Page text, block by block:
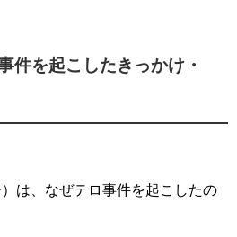
件を起こしたきっかけ・
は、なぜテロ事件を起こしたの